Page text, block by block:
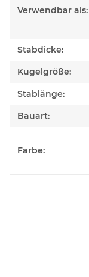
Verwendbar als:
Stabdicke:
Kugelgröße:
Stablänge:
Bauart:
Farbe: